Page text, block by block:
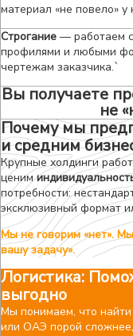
материал «не повело» у
Строгание — работаем
профилями и любыми
чертежам заказчика.`
Вы получаете
не
Почему мы
и средним
Крупные холдинги
ценим
потребности:
эксклюзивный формат
Мы не говорим «нет».
вашу задачу».
Логистика:
выгодно
Мы понимаем, что
или ОАЭ порой